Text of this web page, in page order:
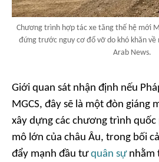
Chương trình hợp tác xe tăng thế hệ mới
đứng trước nguy cơ đổ vỡ do khó khăn về
Arab News.
Giới quan sát nhận định nếu
MGCS, đây sẽ là một đòn giáng
xây dựng các chương trình
mô lớn của châu Âu, trong bối
đẩy mạnh đầu tưquân sựnhằm